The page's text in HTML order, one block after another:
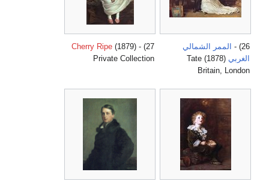
26) -
الممر الشمالي
الغربي
(1878) Tate
Britain, London
27) -
Cherry Ripe (1879)
Private Collection